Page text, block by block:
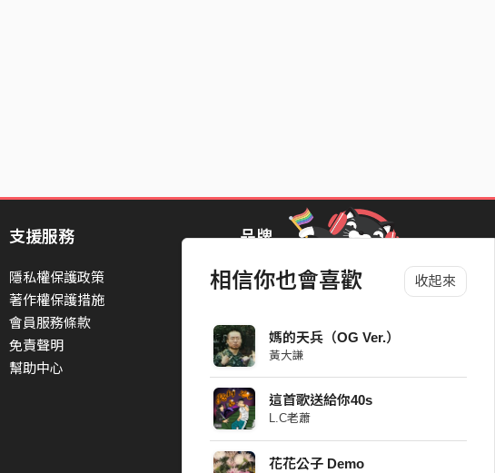
相信你也會喜歡 收起來
媽的天兵（OG Ver.）
黃大謙
這首歌送給你40s
L.C老蕭
花花公子 Demo
支援服務
隱私權保護政策
著作權保護措施
會員服務條款
免責聲明
幫助中心
品牌
StreetVoice Awards 街聲音樂獎
Blow 吹音樂
Packer 派歌
SimpleLife 簡單生活節
ParkPark Carnival
一起比 YEAH 吧